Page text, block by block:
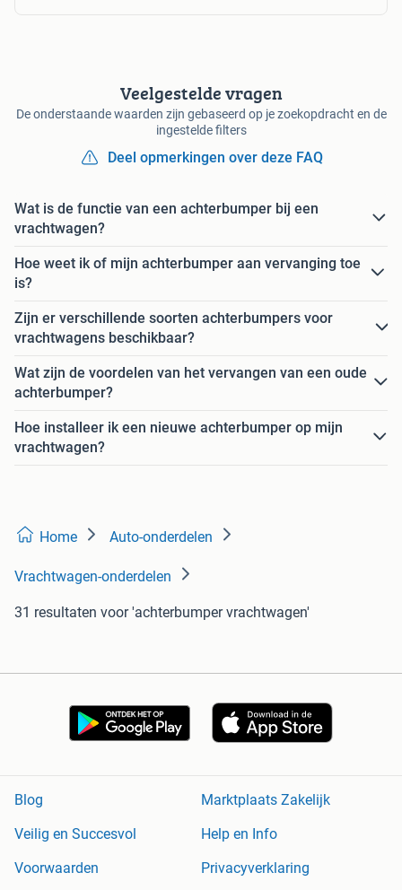
Veelgestelde vragen
De onderstaande waarden zijn gebaseerd op je zoekopdracht en de
ingestelde filters
Deel opmerkingen over deze FAQ
Wat is de functie van een achterbumper bij een
vrachtwagen?
Hoe weet ik of mijn achterbumper aan vervanging toe
is?
Zijn er verschillende soorten achterbumpers voor
vrachtwagens beschikbaar?
Wat zijn de voordelen van het vervangen van een oude
achterbumper?
Hoe installeer ik een nieuwe achterbumper op mijn
vrachtwagen?
Home Auto-onderdelen
Vrachtwagen-onderdelen
31 resultaten voor 'achterbumper vrachtwagen'
Blog
Marktplaats Zakelijk
Veilig en Succesvol
Help en Info
Voorwaarden
Privacyverklaring